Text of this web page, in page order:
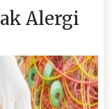
Alergi